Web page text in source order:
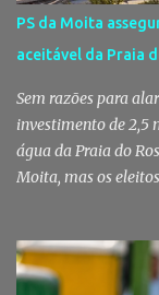
Pegões, uma
ganhou destaque
jornal questionou,
e a escolha da
PS da Moita
aceitável da Praia
Sem razões para
investimento de 2,5
água da Praia do
Moita, mas os
classificação de
Agência